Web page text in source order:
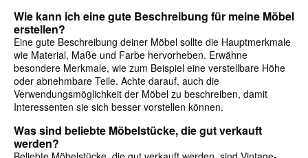
Wie kann ich eine gute Beschreibung für meine Möbel
erstellen?
Eine gute Beschreibung deiner Möbel sollte die Hauptmerkmale
wie Material, Maße und Farbe hervorheben. Erwähne
besondere Merkmale, wie zum Beispiel eine verstellbare Höhe
oder abnehmbare Teile. Achte darauf, auch die
Verwendungsmöglichkeit der Möbel zu beschreiben, damit
Interessenten sie sich besser vorstellen können.
Was sind beliebte Möbelstücke, die gut verkauft
werden?